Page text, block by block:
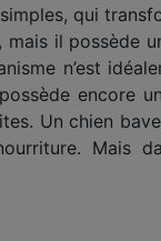
qui
mais il possède
n’est
encore
Un chien
Mais